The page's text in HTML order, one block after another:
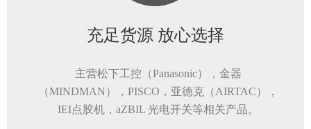
充足货源 放心选择
主营松下工控（Panasonic），金器
（MINDMAN），PISCO，亚德克（AIRTAC），
IEI点胶机，aZBIL 光电开关等相关产品。